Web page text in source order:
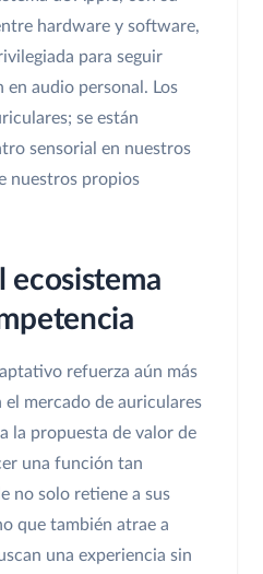
hardware y software,
para seguir
en audio personal. Los
se están
sensorial en nuestros
nuestros propios
ecosistema
refuerza aún más
el mercado de auriculares
la propuesta de valor de
una función tan
no solo retiene a sus
que también atrae a
una experiencia sin